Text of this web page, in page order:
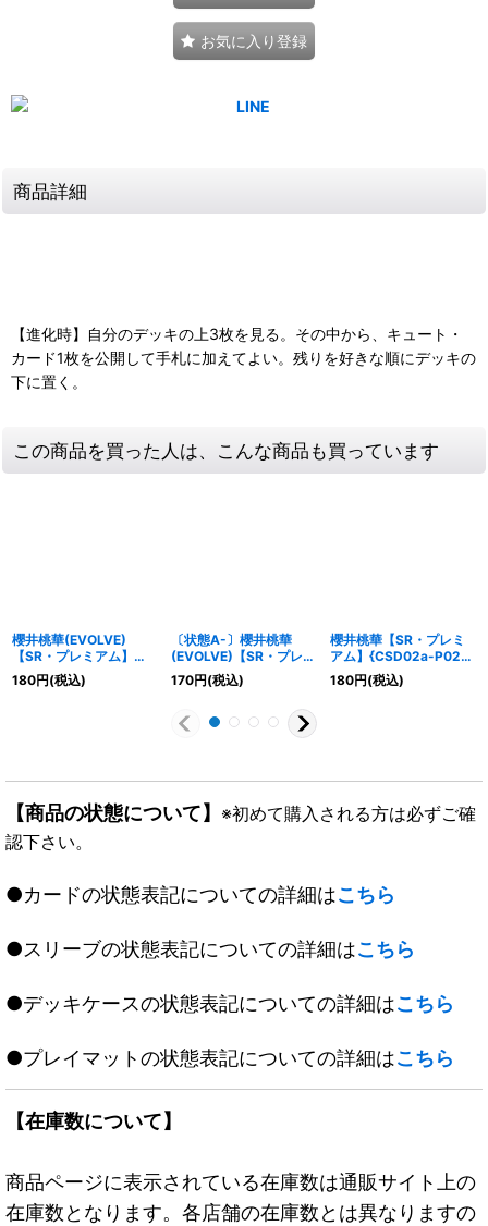
お気に入り登録
商品詳細
【進化時】自分のデッキの上3枚を見る。その中から、キュート・
カード1枚を公開して手札に加えてよい。残りを好きな順にデッキの
下に置く。
この商品を買った人は、こんな商品も買っています
櫻井桃華(EVOLVE)
【SR・プレミアム】
{CSD02a-P03}《エル
フ》
180円(税込)
〔状態A-〕櫻井桃華
(EVOLVE)【SR・プレミ
アム】{CSD02a-P03}
《エルフ》
170円(税込)
櫻井桃華【SR・プレミ
アム】{CSD02a-P02}
《エルフ》
180円(税込)
【商品の状態について】 ※初めて購入される方は必ずご確
認下さい。
●カードの状態表記についての詳細はこちら
●スリーブの状態表記についての詳細はこちら
●デッキケースの状態表記についての詳細はこちら
●プレイマットの状態表記についての詳細はこちら
【在庫数について】
商品ページに表示されている在庫数は通販サイト上の
在庫数となります。各店舗の在庫数とは異なりますの